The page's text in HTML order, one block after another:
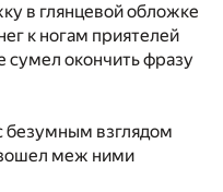
в глянцевой обложке
к ногам приятелей
окончить фразу
безумным взглядом
меж ними